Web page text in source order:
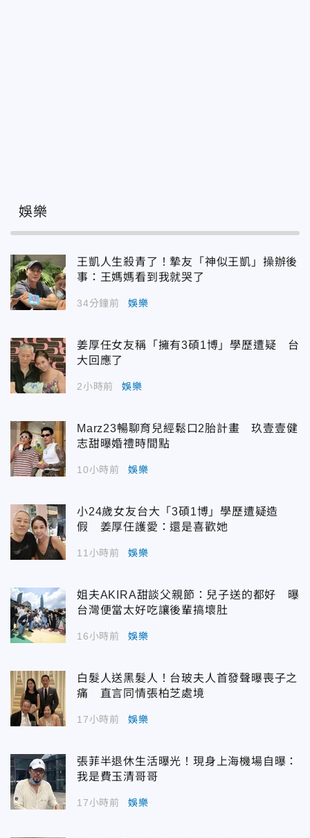
娛樂
王凱人生殺青了！摯友「神似王凱」操辦後
事：王媽媽看到我就哭了
34分鐘前 娛樂
姜厚任女友稱「擁有3碩1博」學歷遭疑 台
大回應了
2小時前 娛樂
Marz23暢聊育兒經鬆口2胎計畫 玖壹壹健
志甜曝婚禮時間點
10小時前 娛樂
小24歲女友台大「3碩1博」學歷遭疑造
假 姜厚任護愛：還是喜歡她
11小時前 娛樂
姐夫AKIRA甜談父親節：兒子送的都好 曝
台灣便當太好吃讓後輩搞壞肚
16小時前 娛樂
白髮人送黑髮人！台玻夫人首發聲曝喪子之
痛 直言同情張柏芝處境
17小時前 娛樂
張菲半退休生活曝光！現身上海機場自曝：
我是費玉清哥哥
17小時前 娛樂